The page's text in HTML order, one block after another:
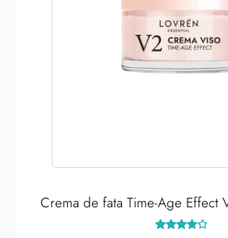
Crema de fata Time-Age Effect